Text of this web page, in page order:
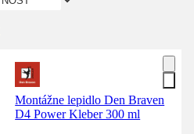
Montážne lepidlo Den Braven
D4 Power Kleber 300 ml